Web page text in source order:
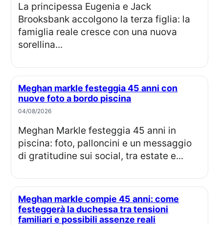
La principessa Eugenia e Jack
Brooksbank accolgono la terza figlia: la
famiglia reale cresce con una nuova
sorellina...
Meghan markle festeggia 45 anni con
nuove foto a bordo piscina
04/08/2026
Meghan Markle festeggia 45 anni in
piscina: foto, palloncini e un messaggio
di gratitudine sui social, tra estate e...
Meghan markle compie 45 anni: come
festeggerà la duchessa tra tensioni
familiari e possibili assenze reali